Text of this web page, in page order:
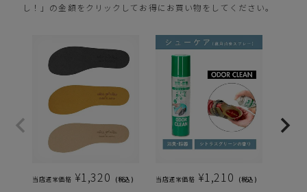
し！」の金額をクリックしてお得にお買い物をしてください。
当店通常価格 ¥1,320 税込 当店通常価格 ¥1,210 税込